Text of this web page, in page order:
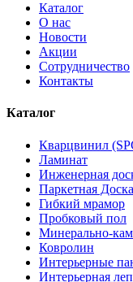
Каталог
О нас
Новости
Акции
Сотрудничество
Контакты
Каталог
Кварцвинил
Ламинат
Инженерная
Паркетная Доска
Гибкий мрамор
Пробковый пол
Минерально-
Ковролин
Интерьерные
Интерьерная